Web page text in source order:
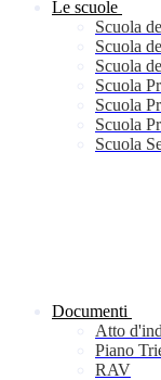
Le scuole
Scuola
Scuola
Scuola
Scuola
Scuola
Scuola
Scuola
Documenti
Atto
Piano
RAV